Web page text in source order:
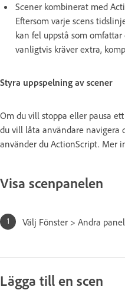
Scener kombinerat med
Eftersom varje scens
kan fel uppstå som
vanligtvis kräver extra,
Styra uppspelning av scener
Om du vill stoppa eller pausa
du vill låta användare navigera
använder du ActionScript. Mer
Visa scenpanelen
Välj Fönster > Andra
Lägga till en scen